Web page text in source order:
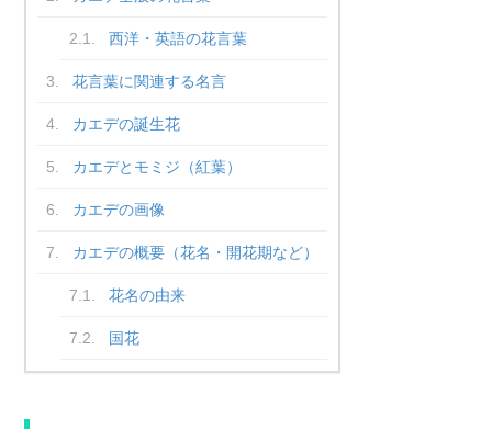
西洋・英語の花言葉
花言葉に関連する名言
カエデの誕生花
カエデとモミジ（紅葉）
カエデの画像
カエデの概要（花名・開花期など）
花名の由来
国花